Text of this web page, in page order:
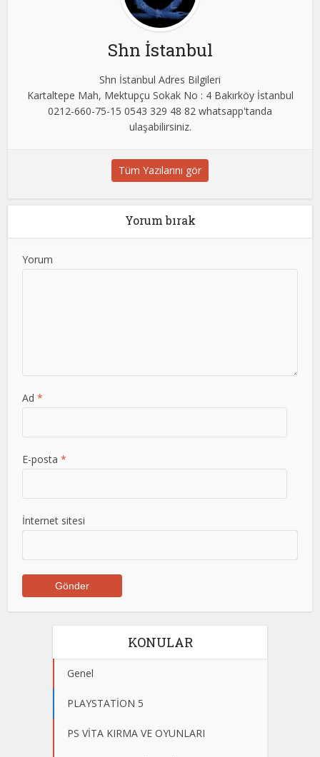
Shn İstanbul
Shn İstanbul Adres Bilgileri
Kartaltepe Mah, Mektupçu Sokak No : 4 Bakırköy İstanbul
0212-660-75-15 0543 329 48 82 whatsapp'tanda
ulaşabilirsiniz.
Tüm Yazılarını gör
Yorum bırak
Yorum
Ad*
E-posta*
İnternet sitesi
KONULAR
Genel
PLAYSTATİON 5
PS VİTA KIRMA VE OYUNLARI